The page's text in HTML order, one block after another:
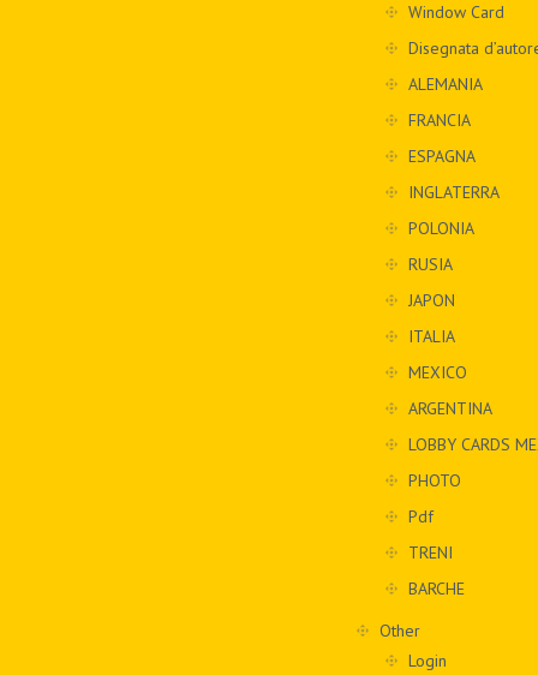
Window Card
Disegnata
ALEMANIA
FRANCIA
ESPAGNA
INGLATERRA
POLONIA
RUSIA
JAPON
ITALIA
MEXICO
ARGENTINA
LOBBY CARDS
PHOTO
Pdf
TRENI
BARCHE
Other
Login